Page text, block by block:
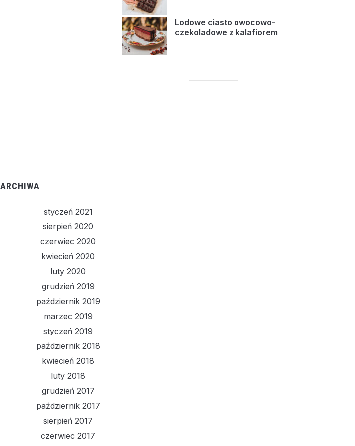
Lodowe ciasto owocowo-
czekoladowe z kalafiorem
ARCHIWA
styczeń 2021
sierpień 2020
czerwiec 2020
kwiecień 2020
luty 2020
grudzień 2019
październik 2019
marzec 2019
styczeń 2019
październik 2018
kwiecień 2018
luty 2018
grudzień 2017
październik 2017
sierpień 2017
czerwiec 2017